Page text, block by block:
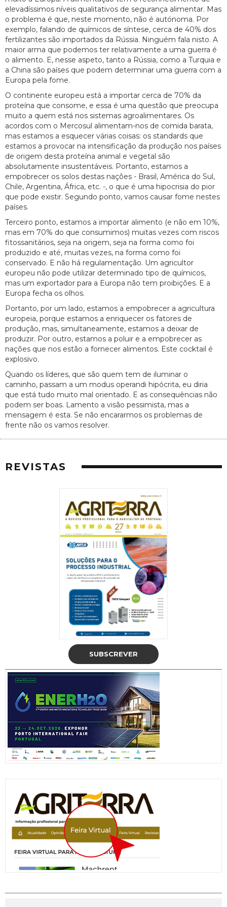
elevadíssimos níveis qualitativos de segurança alimentar. Mas
o problema é que, neste momento, não é autónoma. Por
exemplo, falando de químicos de síntese, cerca de 40% dos
fertilizantes são importados da Rússia. Ninguém fala nisto. A
maior arma que podemos ter relativamente a uma guerra é
o alimento. E, nesse aspeto, tanto a Rússia, como a Turquia e
a China são países que podem determinar uma guerra com a
Europa pela fome.
O continente europeu está a importar cerca de 70% da
proteína que consome, e essa é uma questão que preocupa
muito a quem está nos sistemas agroalimentares. Os
acordos com o Mercosul alimentam-nos de comida barata,
mas estamos a esquecer várias coisas: os standards que
estamos a provocar na intensificação da produção nos países
de origem desta proteína animal e vegetal são
absolutamente insustentáveis. Portanto, estamos a
empobrecer os solos destas nações - Brasil, América do Sul,
Chile, Argentina, África, etc. -, o que é uma hipocrisia do pior
que pode existir. Segundo ponto, vamos causar fome nestes
países.
Terceiro ponto, estamos a importar alimento (e não em 10%,
mas em 70% do que consumimos) muitas vezes com riscos
fitossanitários, seja na origem, seja na forma como foi
produzido e até, muitas vezes, na forma como foi
conservado. E não há regulamentação. Um agricultor
europeu não pode utilizar determinado tipo de químicos,
mas um exportador para a Europa não tem proibições. E a
Europa fecha os olhos.
Portanto, por um lado, estamos a empobrecer a agricultura
europeia, porque estamos a enriquecer os fatores de
produção, mas, simultaneamente, estamos a deixar de
produzir. Por outro, estamos a poluir e a empobrecer as
nações que nos estão a fornecer alimentos. Este cocktail é
explosivo.
Quando os líderes, que são quem tem de iluminar o
caminho, passam a um modus operandi hipócrita, eu diria
que está tudo muito mal orientado. E as consequências não
podem ser boas. Lamento a visão pessimista, mas a
mensagem é esta. Se não encararmos os problemas de
frente não os vamos resolver.
REVISTAS
SUBSCREVER